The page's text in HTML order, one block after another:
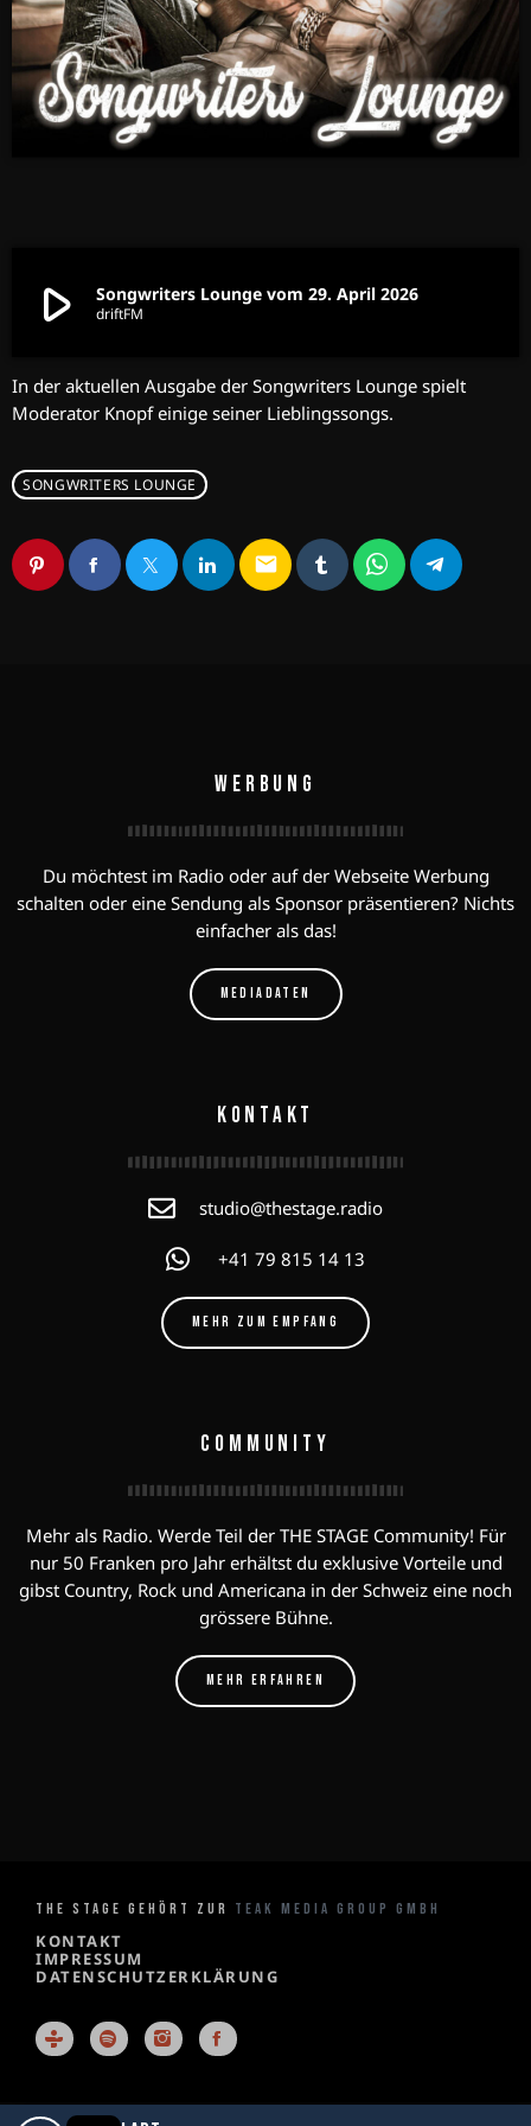
play_arrow Songwriters Lounge vom 29. April 2026
driftFM
In der aktuellen Ausgabe der Songwriters Lounge spielt
Moderator Knopf einige seiner Lieblingssongs.
SONGWRITERS LOUNGE
email
WERBUNG
Du möchtest im Radio oder auf der Webseite Werbung
schalten oder eine Sendung als Sponsor präsentieren? Nichts
einfacher als das!
MEDIADATEN
KONTAKT
studio@thestage.radio
+41 79 815 14 13
MEHR ZUM EMPFANG
COMMUNITY
Mehr als Radio. Werde Teil der THE STAGE Community! Für
nur 50 Franken pro Jahr erhältst du exklusive Vorteile und
gibst Country, Rock und Americana in der Schweiz eine noch
grössere Bühne.
MEHR ERFAHREN
THE STAGE GEHÖRT ZUR TEAK MEDIA GROUP GMBH
KONTAKT
IMPRESSUM
DATENSCHUTZERKLÄRUNG